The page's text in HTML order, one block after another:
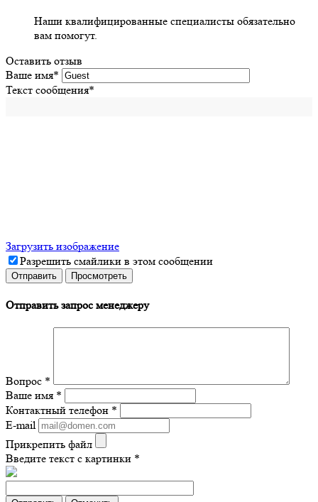
Наши квалифицированные специалисты обязательно
вам помогут.
Оставить отзыв
Ваше имя*
Текст сообщения*
Загрузить изображение
Разрешить смайлики в этом сообщении
Отправить запрос менеджеру
Вопрос *
Ваше имя *
Контактный телефон *
E-mail
Прикрепить файл
Введите текст с картинки *